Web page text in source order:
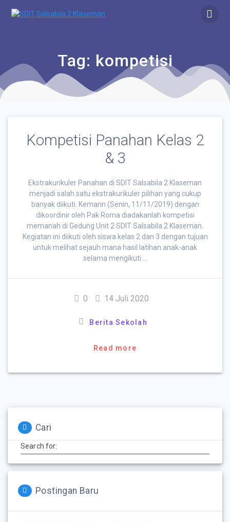
Tag: kompetisi
Kompetisi Panahan Kelas 2
& 3
Ekstrakurikuler Panahan di SDIT Salsabila 2 Klaseman
menjadi salah satu ekstrakurikuler pilihan yang cukup
banyak diikuti. Kemarin (Senin, 11/11/2019) dengan
dikoordinir oleh Pak Roma diadakanlah kompetisi
memanah di Gedung Unit 2 SDIT Salsabila 2 Klaseman.
Kegiatan ini diikuti oleh siswa kelas 2 dan 3 dengan tujuan
untuk melihat sejauh mana hasil latihan anak-anak
selama mengikuti …
0 14 Juli 2020
Berita Sekolah
Read more
Cari
Search for:
Postingan Baru